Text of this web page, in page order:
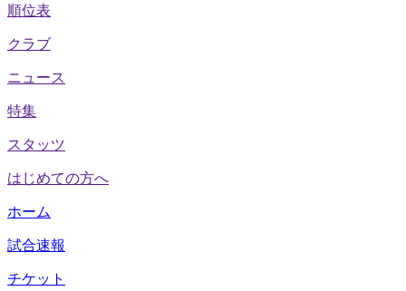
順位表
クラブ
ニュース
特集
スタッツ
はじめての方へ
ホーム
試合速報
チケット